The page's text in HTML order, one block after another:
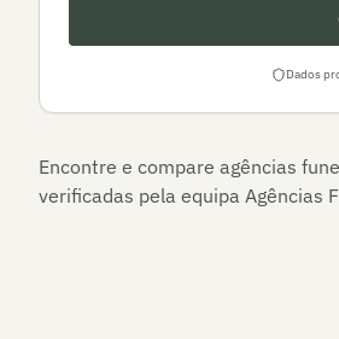
Dados
Encontre e compare agências
verificadas pela equipa Agências